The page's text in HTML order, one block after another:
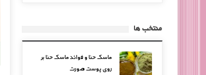
منتخب ها
ماسک حنا و فوائد ماسک حنا بر
روی پوست صورت